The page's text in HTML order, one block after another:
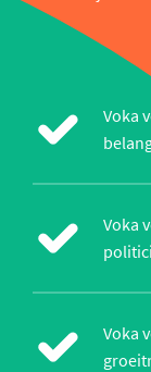
Voka
Voka
Voka